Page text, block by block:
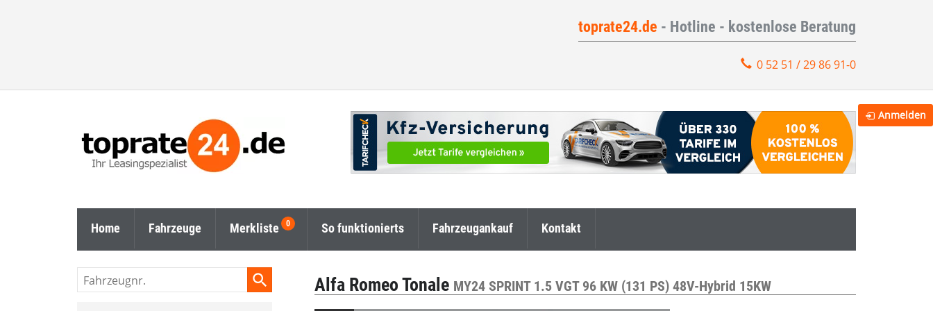
toprate24.de - Hotline - kostenlose Beratung
0 52 51 / 29 86 91-0
Home Fahrzeuge Merkliste So funktionierts Fahrzeugankauf Kontakt
Alfa Romeo Tonale MY24 SPRINT 1.5 VGT 96 KW (131 PS) 48V-Hybrid 15KW
Fahrzeugnr.
Anmelden